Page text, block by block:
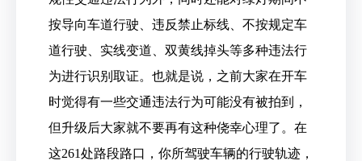
按导向车道行驶、违反禁止标线、不按规定车
道行驶、实线变道、双黄线掉头等多种违法行
为进行识别取证。也就是说，之前大家在开车
时觉得有一些交通违法行为可能没有被拍到，
但升级后大家就不要再有这种侥幸心理了。在
这261处路段路口，你所驾驶车辆的行驶轨迹，